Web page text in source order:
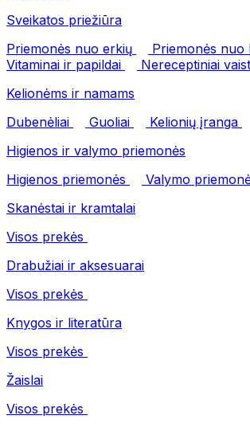
Sveikatos priežiūra
Priemonės nuo erkių
Priemonės nuo
Vitaminai ir papildai
Nereceptiniai
Kelionėms ir namams
Dubenėliai
Guoliai
Kelionių įranga
Higienos ir valymo priemonės
Higienos priemonės
Valymo
Skanėstai ir kramtalai
Visos prekės
Drabužiai ir aksesuarai
Visos prekės
Knygos ir literatūra
Visos prekės
Žaislai
Visos prekės